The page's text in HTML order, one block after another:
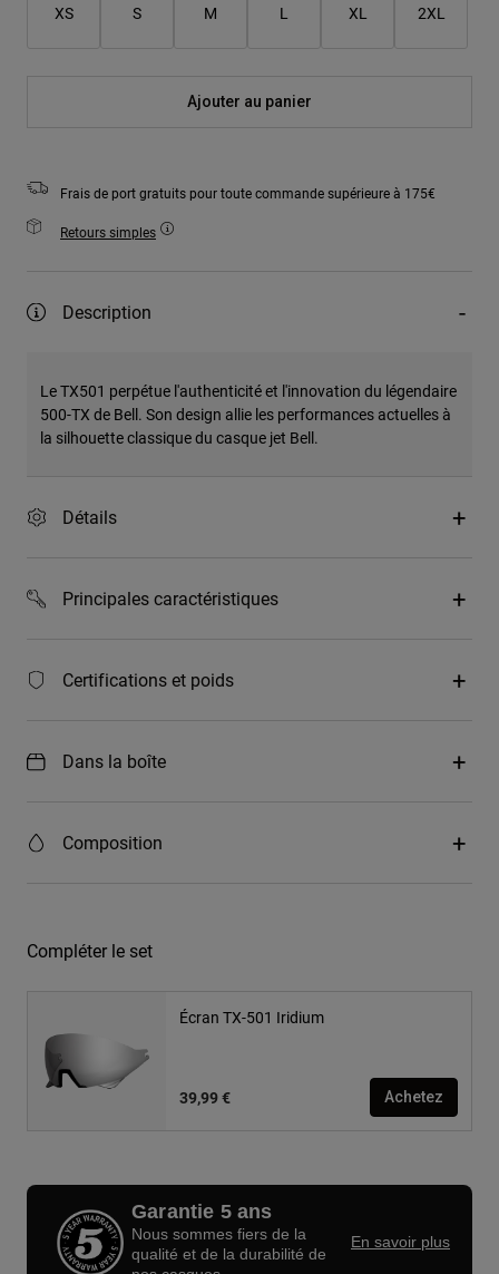
XS S M L XL 2XL
Ajouter au panier
Frais de port gratuits pour toute commande supérieure à 175€
Retours simples
Description
Le TX501 perpétue l'authenticité et l'innovation du légendaire
500-TX de Bell. Son design allie les performances actuelles à
la silhouette classique du casque jet Bell.
Détails
Principales caractéristiques
Certifications et poids
Dans la boîte
Composition
Compléter le set
Écran TX-501 Iridium
39,99 € Achetez
Garantie 5 ans
Nous sommes fiers de la
qualité et de la durabilité de
En savoir plus